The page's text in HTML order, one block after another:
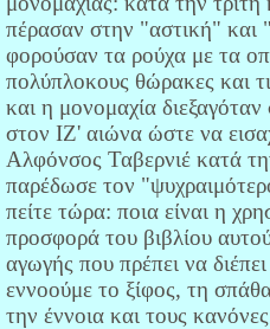
πέρασαν στην "αστική" και
φορούσαν τα ρούχα με τα
πολύπλοκους θώρακες και
και η μονομαχία
στον ΙΖ' αιώνα ώστε να
Αλφόνσος Ταβερνιέ κατά
παρέδωσε τον
πείτε τώρα: ποια είναι η
προσφορά του βιβλίου
αγωγής που πρέπει να
εννοούμε το ξίφος, τη
την έννοια και τους